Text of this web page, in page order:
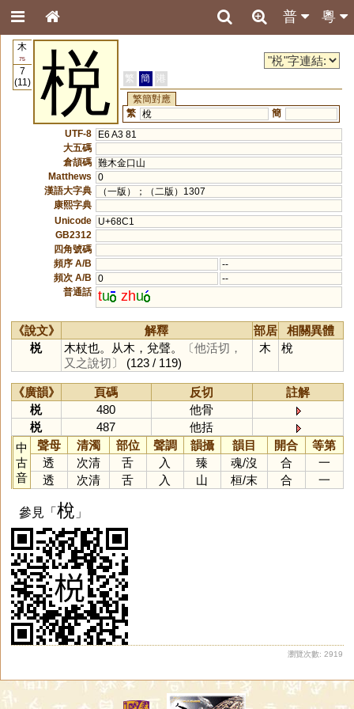
粵
普
木
75
7
(11)
棁 繁 簡
港
繁簡對應
繁 梲
簡
UTF-8
E6 A3 81
大五碼
倉頡碼 難木金口山
Matthews
0
漢語大字典
（一版）；（二版）1307
康熙字典
Unicode
U+68C1
GB2312
四角號碼
頻序 A/B
--
頻次 A/B
0
--
普通話 tu zhu
《說文》 解釋 部居
相關異體
棁
木杖也。从木，兌聲。
〔他活切，
又之說切〕
(123 / 119)
木 梲
《廣韻》 頁碼 反切
註解
棁
480
他骨
棁
487
他括
中
古
音
聲母 清濁 部位 聲調 韻攝 韻目 開合
等第
透
次清 舌 入 臻 魂/沒 合
一
透
次清 舌 入 山 桓/末 合 一
參見「梲 」
瀏覽次數: 2919